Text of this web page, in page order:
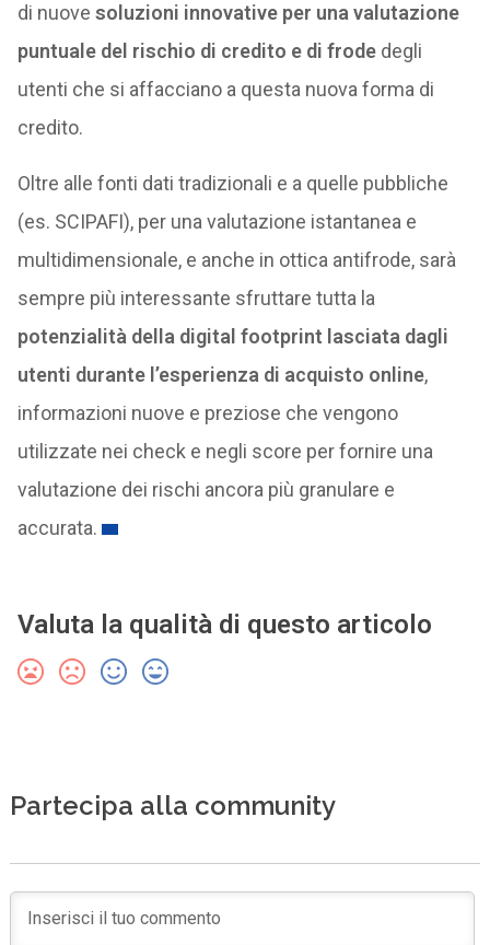
di nuove soluzioni innovative per una valutazione
puntuale del rischio di credito e di frodedegli
utenti che si affacciano a questa nuova forma di
credito.
Oltre alle fonti dati tradizionali e a quelle pubbliche
(es. SCIPAFI), per una valutazione istantanea e
multidimensionale, e anche in ottica antifrode, sarà
sempre più interessante sfruttare tutta la
potenzialità della digital footprint lasciata dagli
utenti durante l’esperienza di acquisto online,
informazioni nuove e preziose che vengono
utilizzate nei check e negli score per fornire una
valutazione dei rischi ancora più granulare e
accurata.
Valuta la qualità di questo articolo
Partecipa alla community